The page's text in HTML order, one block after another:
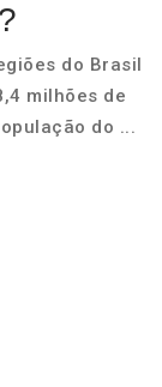
do Brasil
milhões de
do ...